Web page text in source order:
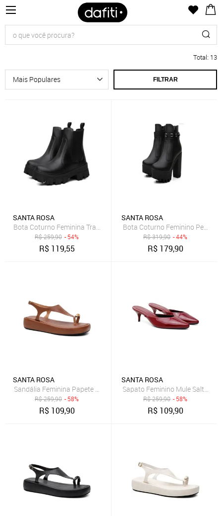
Total: 13
FILTRAR
SANTA ROSA
Bota Coturno Feminina Tratorada Chelsea
R$259,90 - 54%
R$ 119,55
SANTA ROSA
Bota Coturno Feminino
R$319,90 - 44%
R$ 179,90
SANTA ROSA
Sandália Feminina Papete Flatform de Dedo Marrom Santa Rosa
R$259,90 - 58%
R$ 109,90
SANTA ROSA
Sapato Feminino Mule Salto
R$259,90 - 58%
R$ 109,90